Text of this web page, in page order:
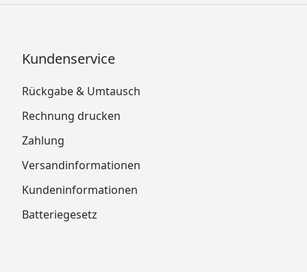
Kundenservice
Rückgabe & Umtausch
Rechnung drucken
Zahlung
Versandinformationen
Kundeninformationen
Batteriegesetz